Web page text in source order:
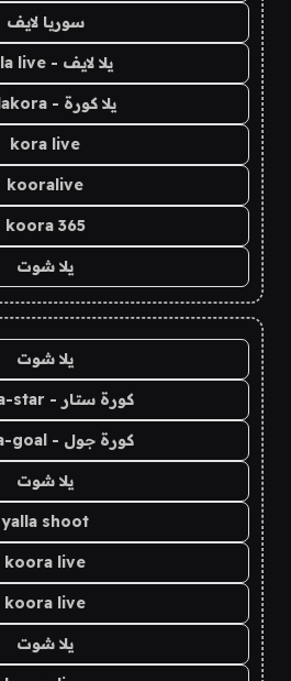
سوريا لايف
يلا لايف - yalla live
يلا كورة - yallakora
kora live
kooralive
koora 365
يلا شوت
يلا شوت
كورة ستار - koora-star
كورة جول - koora-goal
يلا شوت
yalla shoot
koora live
koora live
يلا شوت